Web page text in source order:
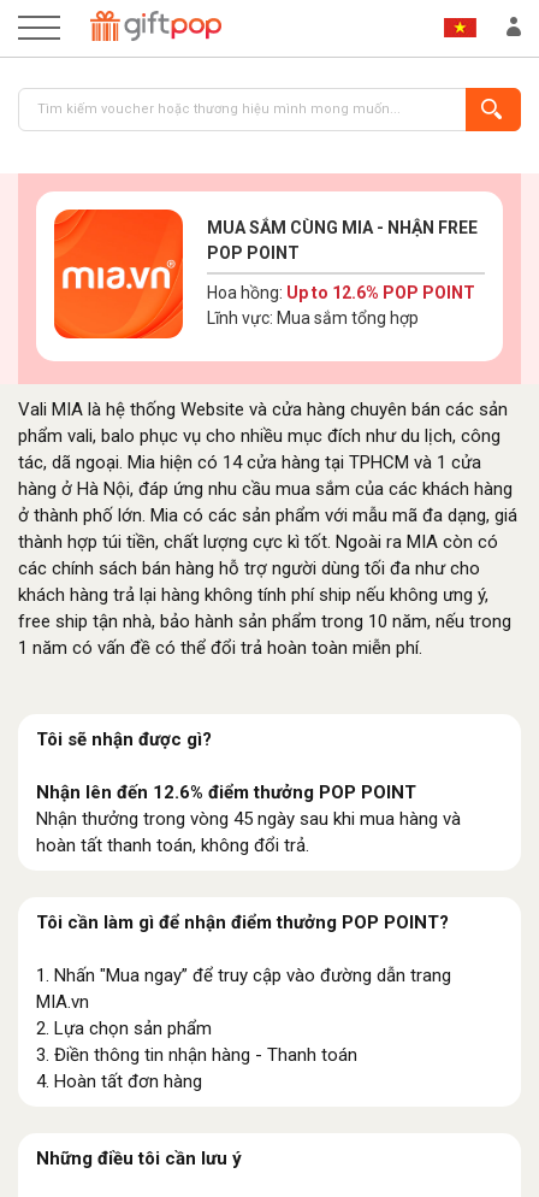
ĐĂNG NHẬP
MUA SẮM CÙNG MIA - NHẬN FREE
POP POINT
Hoa hồng: Up to 12.6% POP POINT
Lĩnh vực: Mua sắm tổng hợp
Vali MIA là hệ thống Website và cửa hàng chuyên bán các sản
phẩm vali, balo phục vụ cho nhiều mục đích như du lịch, công
tác, dã ngoại. Mia hiện có 14 cửa hàng tại TPHCM và 1 cửa
hàng ở Hà Nội, đáp ứng nhu cầu mua sắm của các khách hàng
ở thành phố lớn. Mia có các sản phẩm với mẫu mã đa dạng, giá
thành hợp túi tiền, chất lượng cực kì tốt. Ngoài ra MIA còn có
các chính sách bán hàng hỗ trợ người dùng tối đa như cho
khách hàng trả lại hàng không tính phí ship nếu không ưng ý,
free ship tận nhà, bảo hành sản phẩm trong 10 năm, nếu trong
1 năm có vấn đề có thể đổi trả hoàn toàn miễn phí.
Tôi sẽ nhận được gì?
Nhận lên đến 12.6% điểm thưởng POP POINT
Nhận thưởng trong vòng 45 ngày sau khi mua hàng và
hoàn tất thanh toán, không đổi trả.
Tôi cần làm gì để nhận điểm thưởng POP POINT?
1. Nhấn "Mua ngay” để truy cập vào đường dẫn trang
MIA.vn
2. Lựa chọn sản phẩm
3. Điền thông tin nhận hàng - Thanh toán
4. Hoàn tất đơn hàng
Những điều tôi cần lưu ý